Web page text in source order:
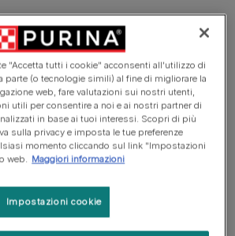
per Veterinari su
vet
"Accetta tutti i cookie" acconsenti all'utilizzo di
parte (o tecnologie simili) al fine di migliorare la
web, fare valutazioni sui nostri utenti,
utili per consentire a noi e ai nostri partner di
in base ai tuoi interessi. Scopri di più
sulla privacy e imposta le tue preferenze
momento cliccando sul link "Impostazioni
web. Maggiori informazioni
Impostazioni cookie